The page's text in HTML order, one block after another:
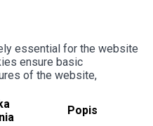
essential for the website
ensure basic
of the website,
Popis